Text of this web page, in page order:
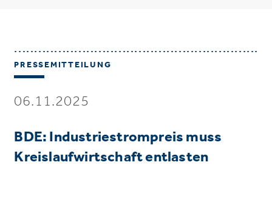
PRESSEMITTEILUNG
06.11.2025
BDE: Industriestrompreis muss
Kreislaufwirtschaft entlasten